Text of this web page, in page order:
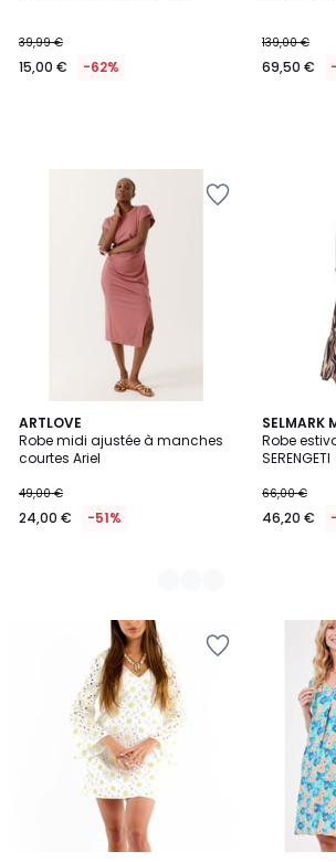
39,99 €
15,00 € -62%
139,00 €
69,50 €
ARTLOVE
Robe midi ajustée à manches
courtes Ariel
49,00 €
24,00 € -51%
2
Couleurs
SELMARK
Robe
SERENGETI
66,00 €
46,20 €